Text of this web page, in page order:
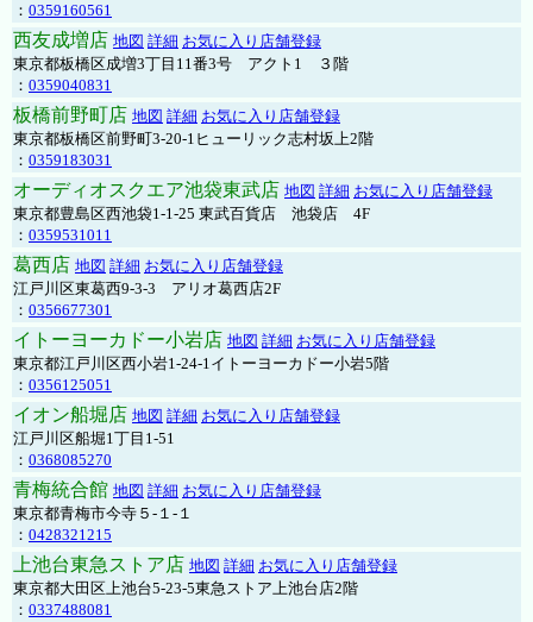
： 0359160561
西友成増店 地図 詳細 お気に入り店舗登録
東京都板橋区成増3丁目11番3号 アクト1 ３階
： 0359040831
板橋前野町店 地図 詳細 お気に入り店舗登録
東京都板橋区前野町3-20-1ヒューリック志村坂上2階
： 0359183031
オーディオスクエア池袋東武店 地図 詳細 お気に入り店舗登録
東京都豊島区西池袋1-1-25 東武百貨店 池袋店 4F
： 0359531011
葛西店 地図 詳細 お気に入り店舗登録
江戸川区東葛西9-3-3 アリオ葛西店2F
： 0356677301
イトーヨーカドー小岩店 地図 詳細 お気に入り店舗登録
東京都江戸川区西小岩1-24-1イトーヨーカドー小岩5階
： 0356125051
イオン船堀店 地図 詳細 お気に入り店舗登録
江戸川区船堀1丁目1-51
： 0368085270
青梅統合館 地図 詳細 お気に入り店舗登録
東京都青梅市今寺５-１-１
： 0428321215
上池台東急ストア店 地図 詳細 お気に入り店舗登録
東京都大田区上池台5-23-5東急ストア上池台店2階
： 0337488081